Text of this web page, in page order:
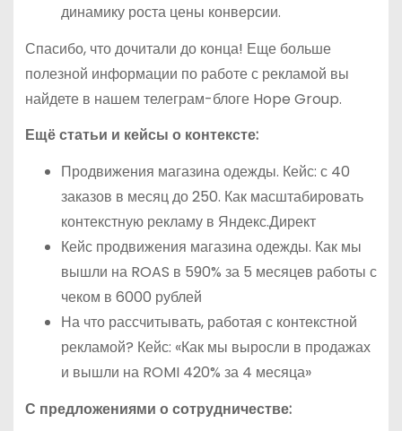
динамику роста цены конверсии.
Спасибо, что дочитали до конца! Еще больше
полезной информации по работе с рекламой вы
найдете в нашем телеграм-блоге Hope Group.
Ещё статьи и кейсы о контексте:
Продвижения магазина одежды. Кейс: с 40
заказов в месяц до 250. Как масштабировать
контекстную рекламу в Яндекс.Директ
Кейс продвижения магазина одежды. Как мы
вышли на ROAS в 590% за 5 месяцев работы с
чеком в 6000 рублей
На что рассчитывать, работая с контекстной
рекламой? Кейс: «Как мы выросли в продажах
и вышли на ROMI 420% за 4 месяца»
С предложениями о сотрудничестве: